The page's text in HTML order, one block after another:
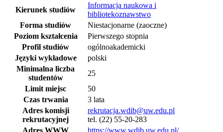
Kierunek studiów
Informacja naukowa i
bibliotekoznawstwo
Forma studiów
Niestacjonarne (zaoczne)
Poziom kształcenia
Pierwszego stopnia
Profil studiów
ogólnoakademicki
Języki wykładowe
polski
Minimalna liczba
studentów
25
Limit miejsc
50
Czas trwania
3 lata
Adres komisji
rekrutacyjnej
rekrutacja.wdib@uw.edu.pl
tel. (22) 55-20-283
Adres WWW
https://www.wdib.uw.edu.pl/